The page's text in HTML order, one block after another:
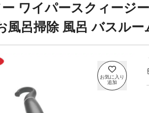
ワイパースクィージ
風呂掃除 風呂 バスルー